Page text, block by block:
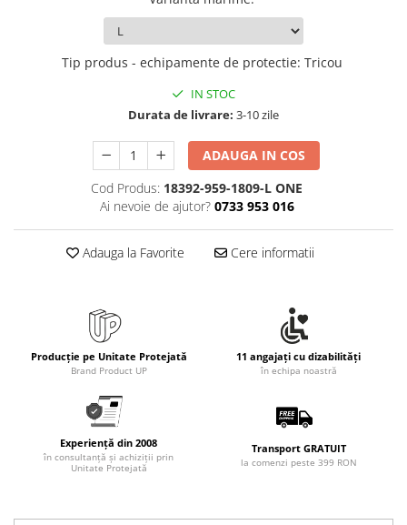
Textmarkere
Carioci si creioane colorate
Rezerve instrumente scris
Tavite documente si suporturi
Foarfece pentru birou
Curatenie si igiena
Produse Antibacteriene
Articole pentru bucatarie
Maturi, mopuri si galeti
Hartie igienica, prosoape hartie si
Articole pentru rufe, casa,
geamuri, mobila
Articole pentru birou, suprafete,
Tip produs - echipamente de protectie: Tricou
IN STOC
Durata de livrare: 3-10 zile
ADAUGA IN COS
Cod Produs: 18392-959-1809-L ONE
Ai nevoie de ajutor? 0733 953 016
Adauga la Favorite Cere informatii
Producție pe Unitate Protejată
Brand Product UP
11 angajați cu dizabilități
în echipa noastră
Experiență din 2008
în consultanță și achiziții prin
Unitate Protejată
Transport GRATUIT
la comenzi peste 399 RON